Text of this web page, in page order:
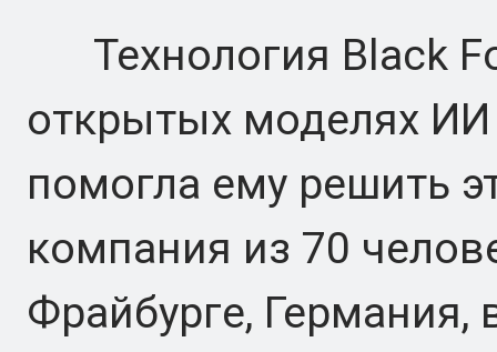
Технология Black
открытых моделях ИИ
помогла ему решить
компания из 70
Фрайбурге,